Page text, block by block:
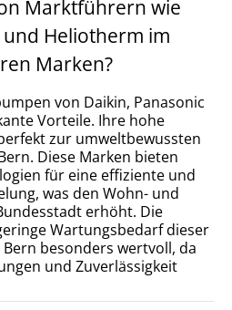
Marktführern wie
und Heliotherm im
Marken?
von Daikin, Panasonic
Vorteile. Ihre hohe
zur umweltbewussten
Diese Marken bieten
für eine effiziente und
was den Wohn- und
erhöht. Die
Wartungsbedarf dieser
besonders wertvoll, da
und Zuverlässigkeit